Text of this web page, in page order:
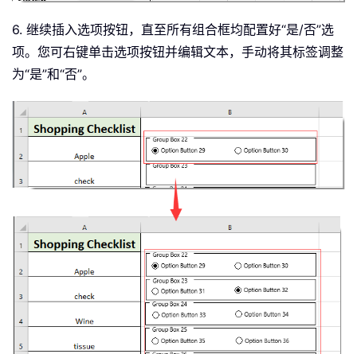
6. 继续插入选项按钮，直至所有组合框均配置好“是/否”选
项。您可右键单击选项按钮并编辑文本，手动将其标签调整
为“是”和“否”。